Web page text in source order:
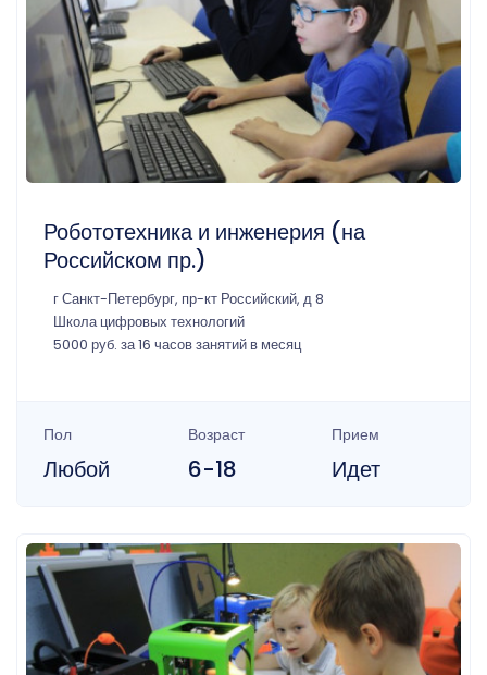
Робототехника и инженерия (на
Российском пр.)
г Санкт-Петербург, пр-кт Российский, д 8
Школа цифровых технологий
5000 руб. за 16 часов занятий в месяц
Пол
Любой
Возраст
6-18
Прием
Идет